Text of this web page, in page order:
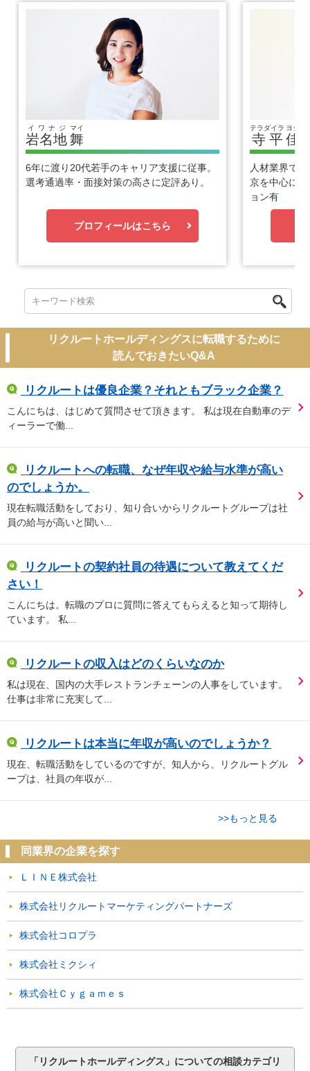
岩名地
イワナジ
舞
マイ
6年に渡り20代若手のキャリア支援に従事。
選考通過率・面接対策の高さに定評あり。
プロフィールはこちら
寺平
テラダイラ
佳
ヨシヒ
人材業界で
京を中心に
ョン有
リクルートホールディングスに転職するために
読んでおきたいQ&A
リクルートは優良企業？それともブラック企業？
こんにちは、はじめて質問させて頂きます。 私は現在自動車のデ
ィーラーで働...
リクルートへの転職、なぜ年収や給与水準が高い
のでしょうか。
現在転職活動をしており、知り合いからリクルートグループは社
員の給与が高いと聞い...
リクルートの契約社員の待遇について教えてくだ
さい！
こんにちは。転職のプロに質問に答えてもらえると知って期待し
ています。 私...
リクルートの収入はどのくらいなのか
私は現在、国内の大手レストランチェーンの人事をしています。
仕事は非常に充実して...
リクルートは本当に年収が高いのでしょうか？
現在、転職活動をしているのですが、知人から、リクルートグル
ープは、社員の年収が...
>>もっと見る
同業界の企業を探す
ＬＩＮＥ株式会社
株式会社リクルートマーケティングパートナーズ
株式会社コロプラ
株式会社ミクシィ
株式会社Ｃｙｇａｍｅｓ
「リクルートホールディングス」についての相談カテゴリ